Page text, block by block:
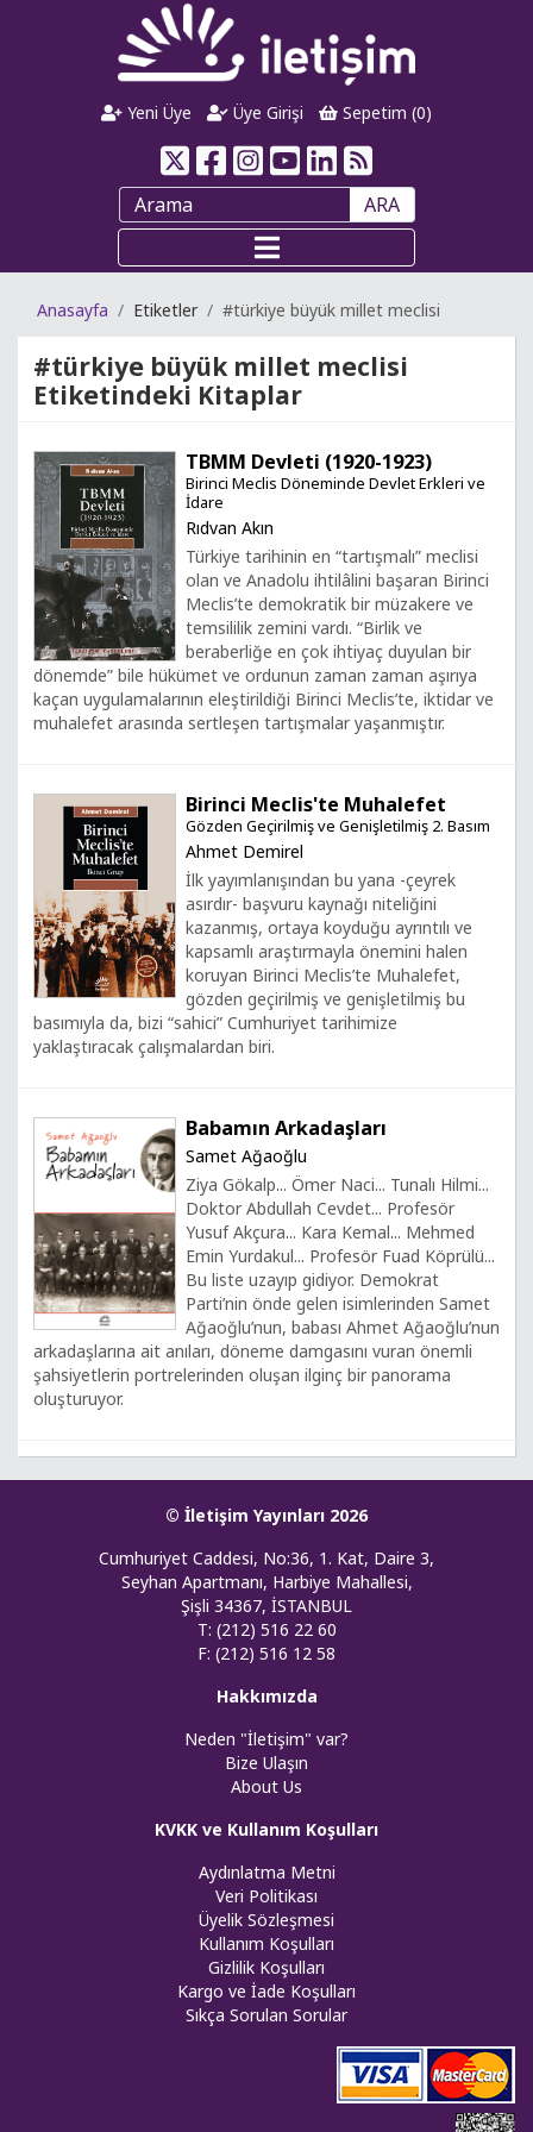
Yeni Üye Üye Girişi Sepetim (0)
ARA
Anasayfa Etiketler #türkiye büyük millet meclisi
#türkiye büyük millet meclisi
Etiketindeki Kitaplar
TBMM Devleti (1920-1923)
Birinci Meclis Döneminde Devlet Erkleri ve
İdare
Rıdvan Akın
Türkiye tarihinin en “tartışmalı” meclisi
olan ve Anadolu ihtilâlini başaran Birinci
Meclis’te demokratik bir müzakere ve
temsililik zemini vardı. “Birlik ve
beraberliğe en çok ihtiyaç duyulan bir
dönemde” bile hükümet ve ordunun zaman zaman aşırıya
kaçan uygulamalarının eleştirildiği Birinci Meclis’te, iktidar ve
muhalefet arasında sertleşen tartışmalar yaşanmıştır.
Birinci Meclis'te Muhalefet
Gözden Geçirilmiş ve Genişletilmiş 2. Basım
Ahmet Demirel
İlk yayımlanışından bu yana -çeyrek
asırdır- başvuru kaynağı niteliğini
kazanmış, ortaya koyduğu ayrıntılı ve
kapsamlı araştırmayla önemini halen
koruyan Birinci Meclis’te Muhalefet,
gözden geçirilmiş ve genişletilmiş bu
basımıyla da, bizi “sahici” Cumhuriyet tarihimize
yaklaştıracak çalışmalardan biri.
Babamın Arkadaşları
Samet Ağaoğlu
Ziya Gökalp... Ömer Naci... Tunalı Hilmi...
Doktor Abdullah Cevdet... Profesör
Yusuf Akçura... Kara Kemal... Mehmed
Emin Yurdakul... Profesör Fuad Köprülü...
Bu liste uzayıp gidiyor. Demokrat
Parti’nin önde gelen isimlerinden Samet
Ağaoğlu’nun, babası Ahmet Ağaoğlu’nun
arkadaşlarına ait anıları, döneme damgasını vuran önemli
şahsiyetlerin portrelerinden oluşan ilginç bir panorama
oluşturuyor.
© İletişim Yayınları 2026
Cumhuriyet Caddesi, No:36, 1. Kat, Daire 3,
Seyhan Apartmanı, Harbiye Mahallesi,
Şişli 34367, İSTANBUL
T: (212) 516 22 60
F: (212) 516 12 58
Hakkımızda
Neden "İletişim" var?
Bize Ulaşın
About Us
KVKK ve Kullanım Koşulları
Aydınlatma Metni
Veri Politikası
Üyelik Sözleşmesi
Kullanım Koşulları
Gizlilik Koşulları
Kargo ve İade Koşulları
Sıkça Sorulan Sorular